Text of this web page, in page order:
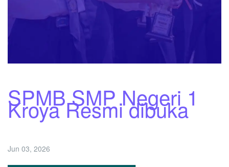
SPMB SMP Negeri 1
Kroya Resmi dibuka
Jun 03, 2026